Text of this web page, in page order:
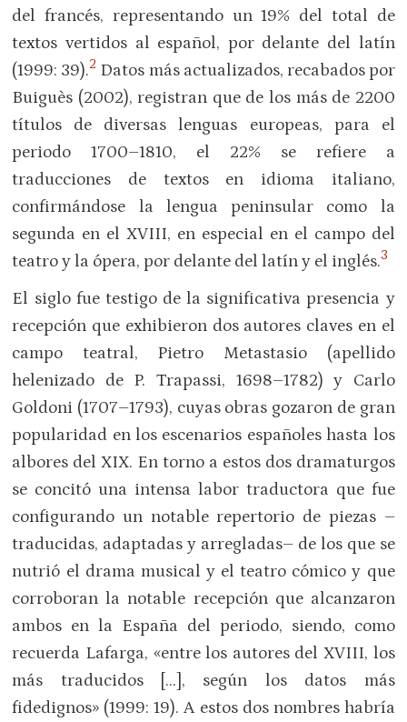
del francés, representando un 19% del total de
textos vertidos al español, por delante del latín
(1999: 39).2 Datos más actualizados, recabados por
Buiguès (2002), registran que de los más de 2200
títulos de diversas lenguas europeas, para el
periodo 1700–1810, el 22% se refiere a
traducciones de textos en idioma italiano,
confirmándose la lengua peninsular como la
segunda en el XVIII, en especial en el campo del
teatro y la ópera, por delante del latín y el inglés.3
El siglo fue testigo de la significativa presencia y
recepción que exhibieron dos autores claves en el
campo teatral, Pietro Metastasio (apellido
helenizado de P. Trapassi, 1698–1782) y Carlo
Goldoni (1707–1793), cuyas obras gozaron de gran
popularidad en los escenarios españoles hasta los
albores del XIX. En torno a estos dos dramaturgos
se concitó una intensa labor traductora que fue
configurando un notable repertorio de piezas –
traducidas, adaptadas y arregladas– de los que se
nutrió el drama musical y el teatro cómico y que
corroboran la notable recepción que alcanzaron
ambos en la España del periodo, siendo, como
recuerda Lafarga, «entre los autores del XVIII, los
más traducidos […], según los datos más
fidedignos» (1999: 19). A estos dos nombres habría